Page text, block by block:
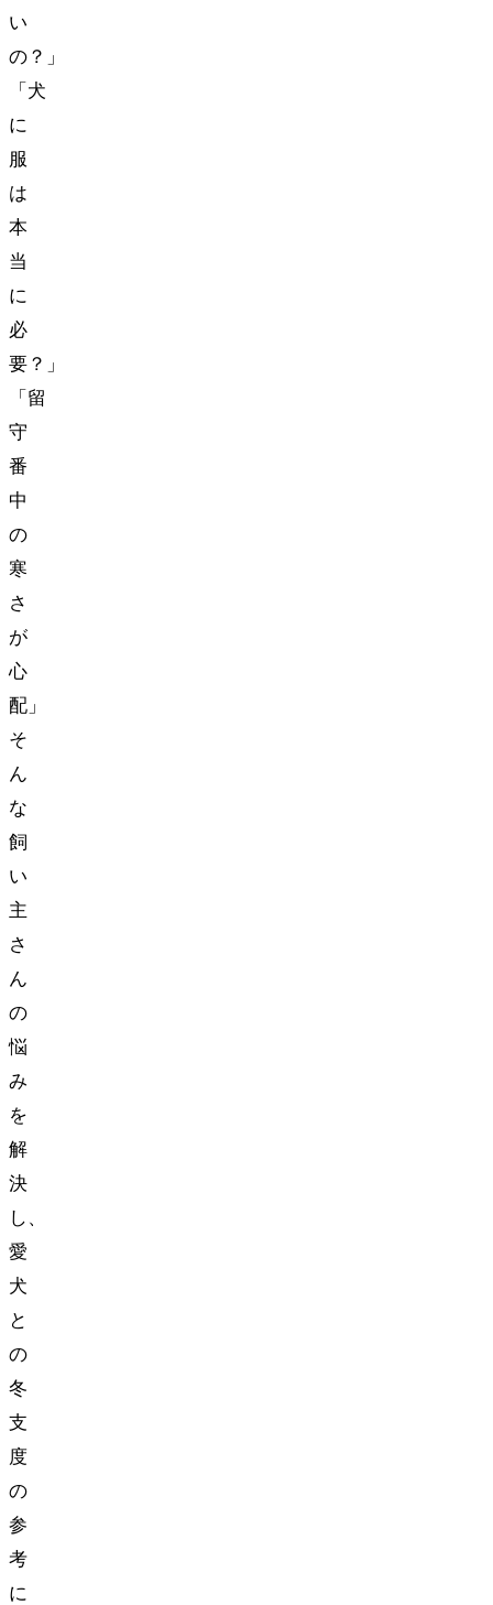
い
の？」
「犬
に
服
は
本
当
に
必
要？」
「留
守
番
中
の
寒
さ
が
心
配…」
そ
ん
な
飼
い
主
さ
ん
の
悩
み
を
解
決
し、
愛
犬
と
の
冬
支
度
の
参
考
に